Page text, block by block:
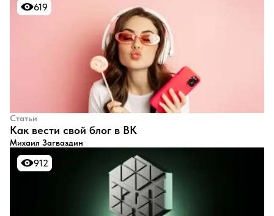
619
619
Статьи
​Как вести свой блог в ВК
Михаил Загваздин
912
912